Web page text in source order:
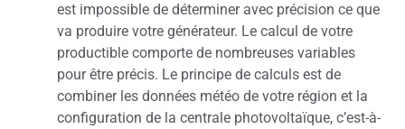
est impossible de déterminer avec précision ce que
va produire votre générateur. Le calcul de votre
productible comporte de nombreuses variables
pour être précis. Le principe de calculs est de
combiner les données météo de votre région et la
configuration de la centrale photovoltaïque, c’est-à-